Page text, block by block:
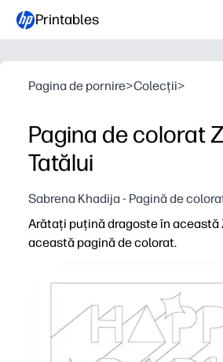
Printables
Pagina de pornire>Colecții>
Pagina de colorat
Tatălui
Sabrena Khadija - Pagină de
Arătați puțină dragoste în această
această pagină de colorat.